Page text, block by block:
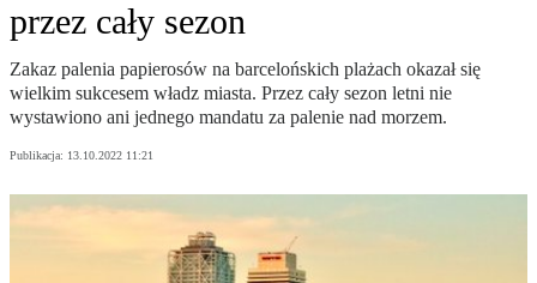
przez cały sezon
Zakaz palenia papierosów na barcelońskich plażach okazał się
wielkim sukcesem władz miasta. Przez cały sezon letni nie
wystawiono ani jednego mandatu za palenie nad morzem.
Publikacja: 13.10.2022 11:21